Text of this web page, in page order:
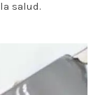
salud.